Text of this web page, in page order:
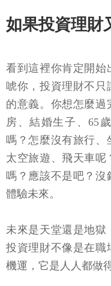
如果投資理財
看到這裡你肯定開始
唬你，投資理財不只
的意義。你想怎麼過
房、結婚生子、65
嗎？怎麼沒有旅行、
太空旅遊、飛天車呢
嗎？應該不是吧？沒
體驗未來。
未來是天堂還是地獄
投資理財不像是在職
機運，它是人人都做